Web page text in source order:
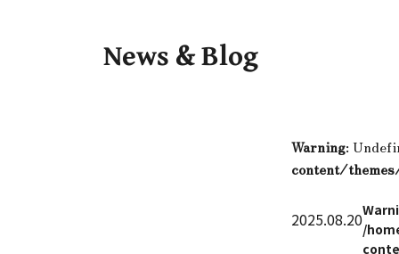
News & Blog
Warning:
content/
2025.08.20/